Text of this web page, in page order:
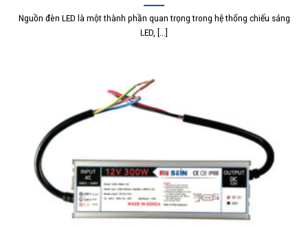
Nguồn đèn LED là một thành phần quan trọng trong hệ thống chiếu sáng
LED, [...]